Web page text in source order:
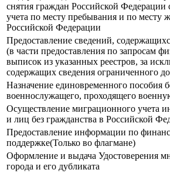
снятия граждан Российской Федерации
учета по месту пребывания и по месту
Российской Федерации
Предоставление сведений,
(в части предоставления по запросам
выписок из указанных реестров, за
содержащих сведения ограниченного
Назначение единовременного пособия
военнослужащего, проходящего
Осуществление миграционного учета
и лиц без гражданства в Российской
Предоставление информации по
поддержке(Только во флагмане)
Оформление и выдача Удостоверения
города и его дубликата